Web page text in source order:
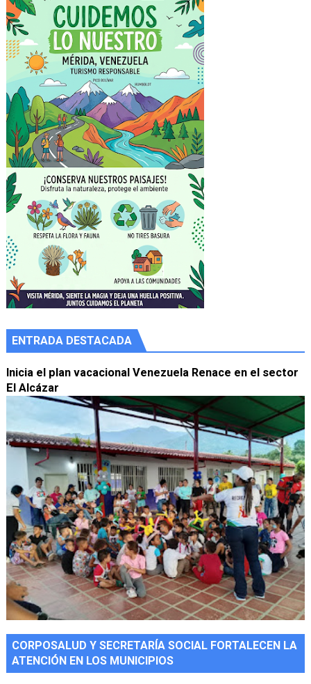
ENTRADA DESTACADA
Inicia el plan vacacional Venezuela Renace en el sector
El Alcázar
CORPOSALUD Y SECRETARÍA SOCIAL FORTALECEN LA
ATENCIÓN EN LOS MUNICIPIOS